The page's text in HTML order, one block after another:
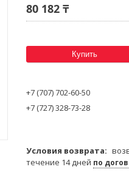
80 182 ₸
Купить
+7 (707) 702-60-50
+7 (727) 328-73-28
течение 14 дней по